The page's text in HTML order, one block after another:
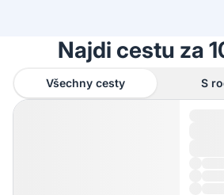
Najdi cestu za
Všechny cesty S